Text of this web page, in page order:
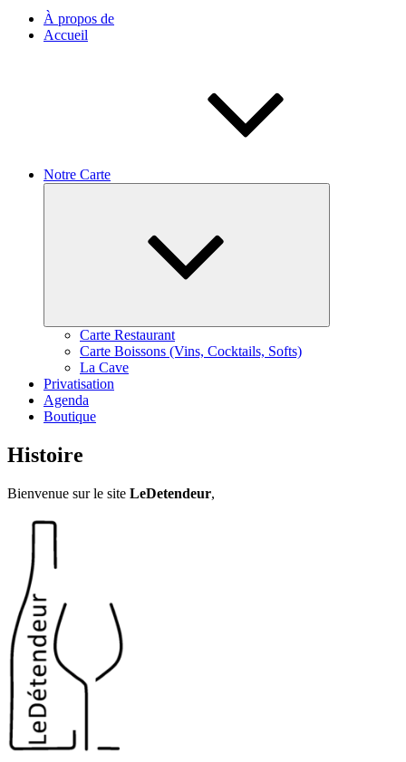
À propos de
Accueil
Notre Carte
Carte Restaurant
Carte Boissons (Vins, Cocktails, Softs)
La Cave
Privatisation
Agenda
Boutique
Histoire
Bienvenue sur le site LeDetendeur,